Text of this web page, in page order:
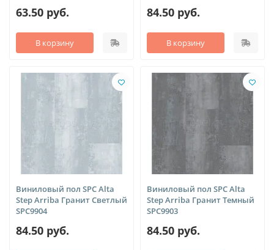
63.50 руб.
В корзину
84.50 руб.
В корзину
Виниловый пол SPC Alta
Step Arriba Гранит Светлый
SPC9904
84.50 руб.
Виниловый пол SPC Alta
Step Arriba Гранит Темный
SPC9903
84.50 руб.